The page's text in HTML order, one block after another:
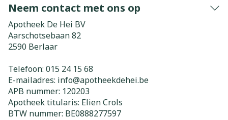
Neem contact met ons op
Apotheek De Hei BV
Aarschotsebaan 82
2590 Berlaar
Telefoon: 015 24 15 68
E-mailadres: info@apotheekdehei.be
APB nummer: 120203
Apotheek titularis: Elien Crols
BTW nummer: BE0888277597